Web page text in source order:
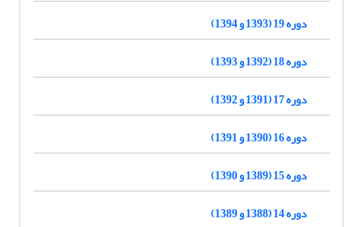
دوره 19 (1393 و 1394)
دوره 18 (1392 و 1393)
دوره 17 (1391 و 1392)
دوره 16 (1390 و 1391)
دوره 15 (1389 و 1390)
دوره 14 (1388 و 1389)